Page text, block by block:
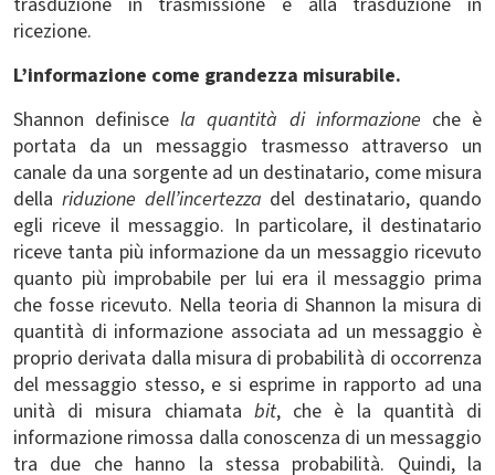
ricezione.
L’informazione come grandezza misurabile.
Shannon definiscela quantità di informazione che è
portata da un messaggio trasmesso attraverso un
canale da una sorgente ad un destinatario, come misura
della riduzione dell’incertezza del destinatario, quando
egli riceve il messaggio. In particolare, il destinatario
riceve tanta più informazione da un messaggio ricevuto
quanto più improbabile per lui era il messaggio prima
che fosse ricevuto. Nella teoria di Shannon la misura di
quantità di informazione associata ad un messaggio è
proprio derivata dalla misura di probabilità di occorrenza
del messaggio stesso, e si esprime in rapporto ad una
unità di misura chiamata bit, che è la quantità di
informazione rimossa dalla conoscenza di un messaggio
tra due che hanno la stessa probabilità. Quindi, la